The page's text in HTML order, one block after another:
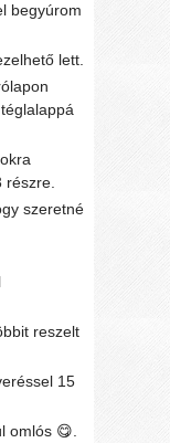
begyúrom
lett.
részre.
szeretné
reszelt
15
omlós 😋.